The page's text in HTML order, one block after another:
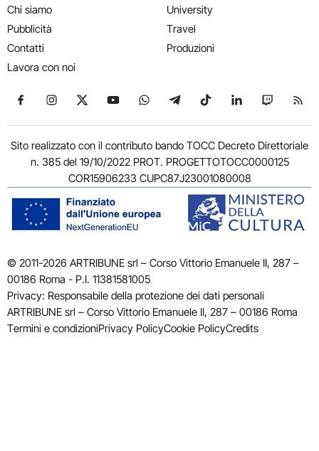
Chi siamo
Pubblicità
Contatti
Lavora con noi
University
Travel
Produzioni
Seguici su Facebook
Seguici su Instagram
Seguici su X
Seguici su YouTube
Seguici su WhatsApp
Seguici su Telegram
Seguici su TikTok
Seguici su
Seguici
Sito realizzato con il contributo bando TOCC Decreto Direttoriale
n. 385 del 19/10/2022 PROT. PROGETTOTOCC0000125
COR15906233 CUPC87J23001080008
© 2011-2026 ARTRIBUNE srl – Corso Vittorio Emanuele II, 287 –
00186 Roma - P.I. 11381581005
Privacy: Responsabile della protezione dei dati personali
ARTRIBUNE srl – Corso Vittorio Emanuele II, 287 – 00186 Roma
Termini e condizioniPrivacy PolicyCookie PolicyCredits